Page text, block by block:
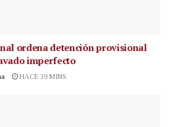
ordena detención provisional
imperfecto
HACE 39 MINS